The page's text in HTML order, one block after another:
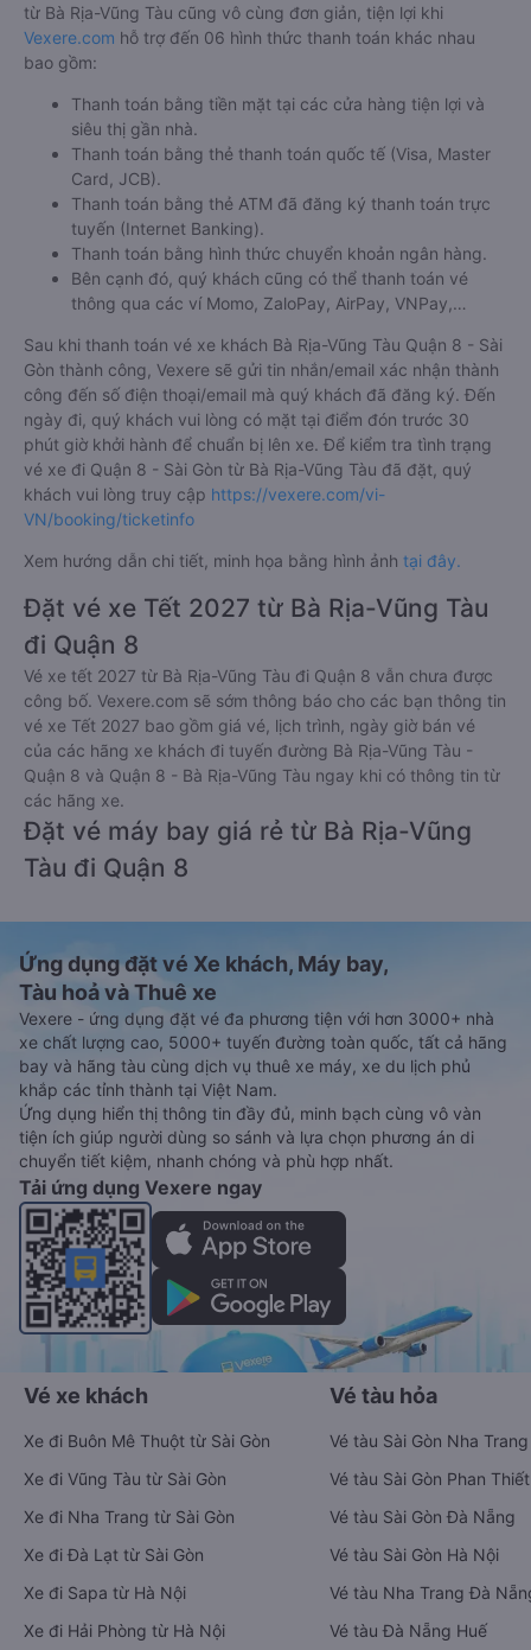
từ Bà Rịa-Vũng Tàu cũng vô cùng đơn giản, tiện lợi khi
Vexere.com hỗ trợ đến 06 hình thức thanh toán khác nhau
bao gồm:
Thanh toán bằng tiền mặt tại các cửa hàng tiện lợi và
siêu thị gần nhà.
Thanh toán bằng thẻ thanh toán quốc tế (Visa, Master
Card, JCB).
Thanh toán bằng thẻ ATM đã đăng ký thanh toán trực
tuyến (Internet Banking).
Thanh toán bằng hình thức chuyển khoản ngân hàng.
Bên cạnh đó, quý khách cũng có thể thanh toán vé
thông qua các ví Momo, ZaloPay, AirPay, VNPay,…
Sau khi thanh toán vé xe khách Bà Rịa-Vũng Tàu Quận 8 - Sài
Gòn thành công, Vexere sẽ gửi tin nhắn/email xác nhận thành
công đến số điện thoại/email mà quý khách đã đăng ký. Đến
ngày đi, quý khách vui lòng có mặt tại điểm đón trước 30
phút giờ khởi hành để chuẩn bị lên xe. Để kiểm tra tình trạng
vé xe đi Quận 8 - Sài Gòn từ Bà Rịa-Vũng Tàu đã đặt, quý
khách vui lòng truy cập https://vexere.com/vi-
VN/booking/ticketinfo
Xem hướng dẫn chi tiết, minh họa bằng hình ảnh tại đây.
Đặt vé xe Tết 2027 từ Bà Rịa-Vũng Tàu
đi Quận 8
Vé xe tết 2027 từ Bà Rịa-Vũng Tàu đi Quận 8 vẫn chưa được
công bố. Vexere.com sẽ sớm thông báo cho các bạn thông tin
vé xe Tết 2027 bao gồm giá vé, lịch trình, ngày giờ bán vé
của các hãng xe khách đi tuyến đường Bà Rịa-Vũng Tàu -
Quận 8 và Quận 8 - Bà Rịa-Vũng Tàu ngay khi có thông tin từ
các hãng xe.
Đặt vé máy bay giá rẻ từ Bà Rịa-Vũng
Tàu đi Quận 8
Ứng dụng đặt vé Xe khách, Máy bay,
Tàu hoả và Thuê xe
Vexere - ứng dụng đặt vé đa phương tiện với hơn 3000+ nhà
xe chất lượng cao, 5000+ tuyến đường toàn quốc, tất cả hãng
bay và hãng tàu cùng dịch vụ thuê xe máy, xe du lịch phủ
khắp các tỉnh thành tại Việt Nam.
Ứng dụng hiển thị thông tin đầy đủ, minh bạch cùng vô vàn
tiện ích giúp người dùng so sánh và lựa chọn phương án di
chuyển tiết kiệm, nhanh chóng và phù hợp nhất.
Tải ứng dụng Vexere ngay
Vé xe khách
Xe đi Buôn Mê Thuột từ Sài Gòn
Xe đi Vũng Tàu từ Sài Gòn
Xe đi Nha Trang từ Sài Gòn
Xe đi Đà Lạt từ Sài Gòn
Xe đi Sapa từ Hà Nội
Xe đi Hải Phòng từ Hà Nội
Vé tàu hỏa
Vé tàu Sài Gòn Nha Trang
Vé tàu Sài Gòn Phan Thiết
Vé tàu Sài Gòn Đà Nẵng
Vé tàu Sài Gòn Hà Nội
Vé tàu Nha Trang Đà
Vé tàu Đà Nẵng Huế